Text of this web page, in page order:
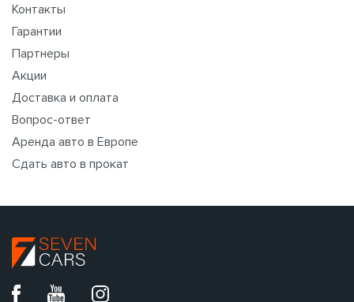
Контакты
Гарантии
Партнеры
Акции
Доставка и оплата
Вопрос-ответ
Аренда авто в Европе
Сдать авто в прокат